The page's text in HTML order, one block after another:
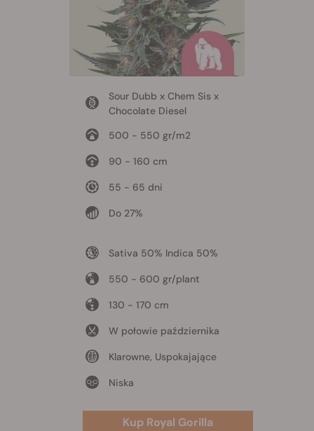
Sour Dubb x Chem Sis x
Chocolate Diesel
500 - 550 gr/m2
90 - 160 cm
55 - 65 dni
Do 27%
Sativa 50% Indica 50%
550 - 600 gr/plant
130 - 170 cm
W połowie października
Klarowne, Uspokajające
Niska
Kup Royal Gorilla